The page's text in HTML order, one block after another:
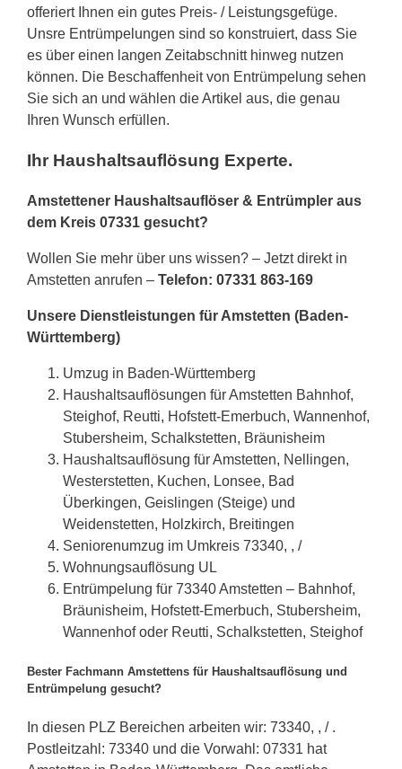
offeriert Ihnen ein gutes Preis- / Leistungsgefüge.
Unsre Entrümpelungen sind so konstruiert, dass Sie
es über einen langen Zeitabschnitt hinweg nutzen
können. Die Beschaffenheit von Entrümpelung sehen
Sie sich an und wählen die Artikel aus, die genau
Ihren Wunsch erfüllen.
Ihr Haushaltsauflösung Experte.
Amstettener Haushaltsauflöser & Entrümpler aus
dem Kreis 07331 gesucht?
Wollen Sie mehr über uns wissen? – Jetzt direkt in
Amstetten anrufen – Telefon: 07331 863-169
Unsere Dienstleistungen für Amstetten (Baden-
Württemberg)
Umzug in Baden-Württemberg
Haushaltsauflösungen für Amstetten Bahnhof,
Steighof, Reutti, Hofstett-Emerbuch, Wannenhof,
Stubersheim, Schalkstetten, Bräunisheim
Haushaltsauflösung für Amstetten, Nellingen,
Westerstetten, Kuchen, Lonsee, Bad
Überkingen, Geislingen (Steige) und
Weidenstetten, Holzkirch, Breitingen
Seniorenumzug im Umkreis 73340, , /
Wohnungsauflösung UL
Entrümpelung für 73340 Amstetten – Bahnhof,
Bräunisheim, Hofstett-Emerbuch, Stubersheim,
Wannenhof oder Reutti, Schalkstetten, Steighof
Bester Fachmann Amstettens für Haushaltsauflösung und
Entrümpelung gesucht?
In diesen PLZ Bereichen arbeiten wir: 73340, , / .
Postleitzahl: 73340 und die Vorwahl: 07331 hat